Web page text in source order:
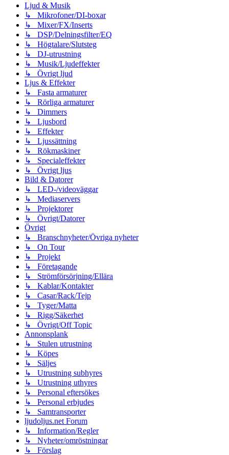
Ljud & Musik
↳ Mikrofoner/DI-boxar
↳ Mixer/FX/Inserts
↳ DSP/Delningsfilter/EQ
↳ Högtalare/Slutsteg
↳ DJ-utrustning
↳ Musik/Ljudeffekter
↳ Övrigt ljud
Ljus & Effekter
↳ Fasta armaturer
↳ Rörliga armaturer
↳ Dimmers
↳ Ljusbord
↳ Effekter
↳ Ljussättning
↳ Rökmaskiner
↳ Specialeffekter
↳ Övrigt ljus
Bild & Datorer
↳ LED-/videoväggar
↳ Mediaservers
↳ Projektorer
↳ Övrigt/Datorer
Övrigt
↳ Branschnyheter/Övriga nyheter
↳ On Tour
↳ Projekt
↳ Företagande
↳ Strömförsörjning/Ellära
↳ Kablar/Kontakter
↳ Casar/Rack/Tejp
↳ Tyger/Matta
↳ Rigg/Säkerhet
↳ Övrigt/Off Topic
Annonsplank
↳ Stulen utrustning
↳ Köpes
↳ Säljes
↳ Utrustning subhyres
↳ Utrustning uthyres
↳ Personal eftersökes
↳ Personal erbjudes
↳ Samtransporter
ljudoljus.net Forum
↳ Information/Regler
↳ Nyheter/omröstningar
↳ Förslag